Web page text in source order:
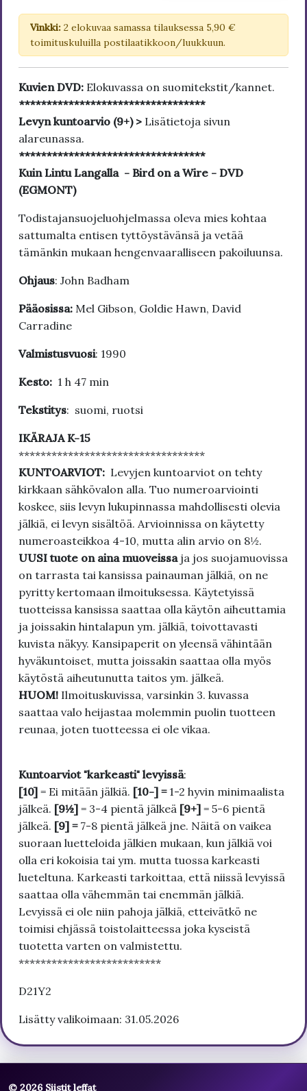
Vinkki: 2 elokuvaa samassa tilauksessa 5,90 €
toimituskuluilla postilaatikkoon/luukkuun.
Kuvien DVD: Elokuvassa on suomitekstit/kannet.
**********************************
Levyn kuntoarvio (9+) > Lisätietoja sivun
alareunassa.
**********************************
Kuin Lintu Langalla - Bird on a Wire - DVD
(EGMONT)
Todistajansuojeluohjelmassa oleva mies kohtaa
sattumalta entisen tyttöystävänsä ja vetää
tämänkin mukaan hengenvaaralliseen pakoiluunsa.
Ohjaus: John Badham
Pääosissa: Mel Gibson, Goldie Hawn, David
Carradine
Valmistusvuosi: 1990
Kesto: 1 h 47 min
Tekstitys: suomi, ruotsi
IKÄRAJA K-15
**********************************
KUNTOARVIOT: Levyjen kuntoarviot on tehty
kirkkaan sähkövalon alla. Tuo numeroarviointi
koskee, siis levyn lukupinnassa mahdollisesti olevia
jälkiä, ei levyn sisältöä. Arvioinnissa on käytetty
numeroasteikkoa 4-10, mutta alin arvio on 8½.
UUSI tuote on aina muoveissa ja jos suojamuovissa
on tarrasta tai kansissa painauman jälkiä, on ne
pyritty kertomaan ilmoituksessa. Käytetyissä
tuotteissa kansissa saattaa olla käytön aiheuttamia
ja joissakin hintalapun ym. jälkiä, toivottavasti
kuvista näkyy. Kansipaperit on yleensä vähintään
hyväkuntoiset, mutta joissakin saattaa olla myös
käytöstä aiheutunutta taitos ym. jälkeä.
HUOM! Ilmoituskuvissa, varsinkin 3. kuvassa
saattaa valo heijastaa molemmin puolin tuotteen
reunaa, joten tuotteessa ei ole vikaa.
Kuntoarviot "karkeasti" levyissä:
[10] = Ei mitään jälkiä. [10-] = 1-2 hyvin minimaalista
jälkeä. [9½] = 3-4 pientä jälkeä [9+] = 5-6 pientä
jälkeä. [9] = 7-8 pientä jälkeä jne. Näitä on vaikea
suoraan luetteloida jälkien mukaan, kun jälkiä voi
olla eri kokoisia tai ym. mutta tuossa karkeasti
lueteltuna. Karkeasti tarkoittaa, että niissä levyissä
saattaa olla vähemmän tai enemmän jälkiä.
Levyissä ei ole niin pahoja jälkiä, etteivätkö ne
toimisi ehjässä toistolaitteessa joka kyseistä
tuotetta varten on valmistettu.
**************************
D21Y2
Lisätty valikoimaan: 31.05.2026
© 2026 Siistit leffat